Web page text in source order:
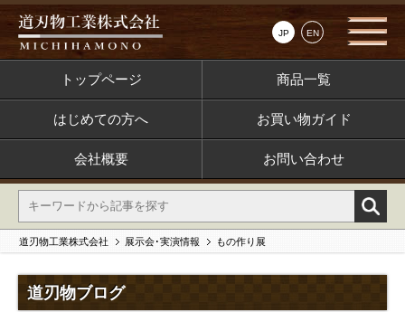
JP EN
トップページ 商品一覧
はじめての方へ お買い物ガイド
会社概要 お問い合わせ
道刃物工業株式会社 展示会･実演情報 もの作り展
道刃物ブログ